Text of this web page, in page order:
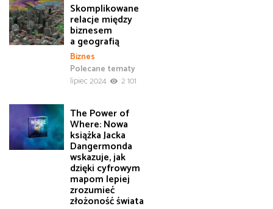
Skomplikowane
relacje między
biznesem
a geografią
Biznes
Polecane tematy
lipiec 2024
2 101
The Power of
Where: Nowa
książka Jacka
Dangermonda
wskazuje, jak
dzięki cyfrowym
mapom lepiej
zrozumieć
złożoność świata